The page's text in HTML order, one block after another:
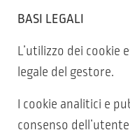
BASI LEGALI
L’utilizzo dei cookie
legale del gestore.
I cookie analitici e
consenso dell’utente